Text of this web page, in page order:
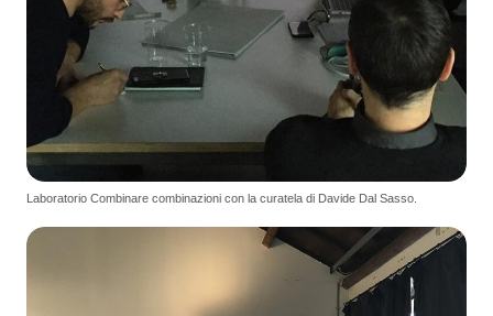
Laboratorio Combinare combinazioni con la curatela di Davide Dal Sasso.